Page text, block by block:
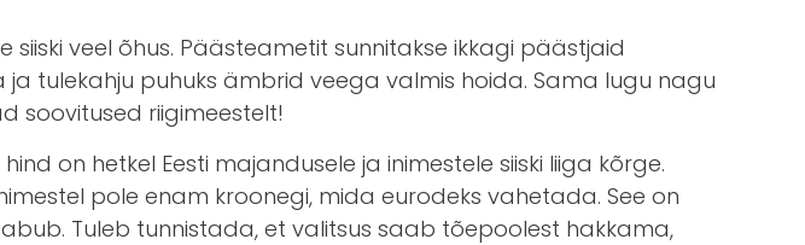
veel õhus. Päästeametit sunnitakse ikkagi päästjaid
tulekahju puhuks ämbrid veega valmis hoida. Sama lugu nagu
soovitused riigimeestelt!
on hetkel Eesti majandusele ja inimestele siiski liiga kõrge.
pole enam kroonegi, mida eurodeks vahetada. See on
Tuleb tunnistada, et valitsus saab tõepoolest hakkama,